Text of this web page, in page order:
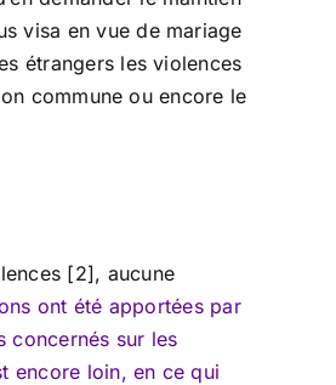
visa en vue de mariage
étrangers les violences
commune ou encore le
[2], aucune
ont été apportées par
concernés sur les
encore loin, en ce qui